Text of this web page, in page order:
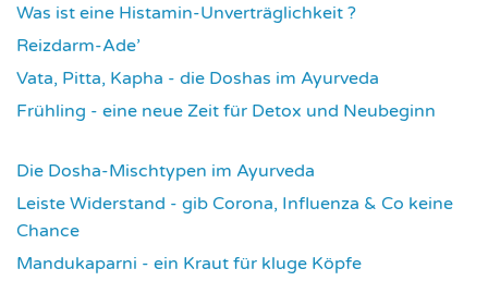
Was ist eine Histamin-Unverträglichkeit ?
Reizdarm-Ade’
Vata, Pitta, Kapha - die Doshas im Ayurveda
Frühling - eine neue Zeit für Detox und Neubeginn
Die Dosha-Mischtypen im Ayurveda
Leiste Widerstand - gib Corona, Influenza & Co keine
Chance
Mandukaparni - ein Kraut für kluge Köpfe